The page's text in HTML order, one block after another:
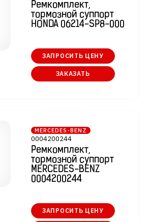
Ремкомплект,
тормозной суппорт
HONDA 06214-SP8-000
ЗАПРОСИТЬ ЦЕНУ
ЗАКАЗАТЬ
MERCEDES-BENZ
0004200244
Ремкомплект,
тормозной суппорт
MERCEDES-BENZ
0004200244
ЗАПРОСИТЬ ЦЕНУ